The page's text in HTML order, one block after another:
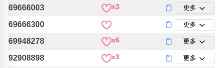
69666003 x3 更多
69666300 更多
69948278 x6 更多
92908898 x3 更多